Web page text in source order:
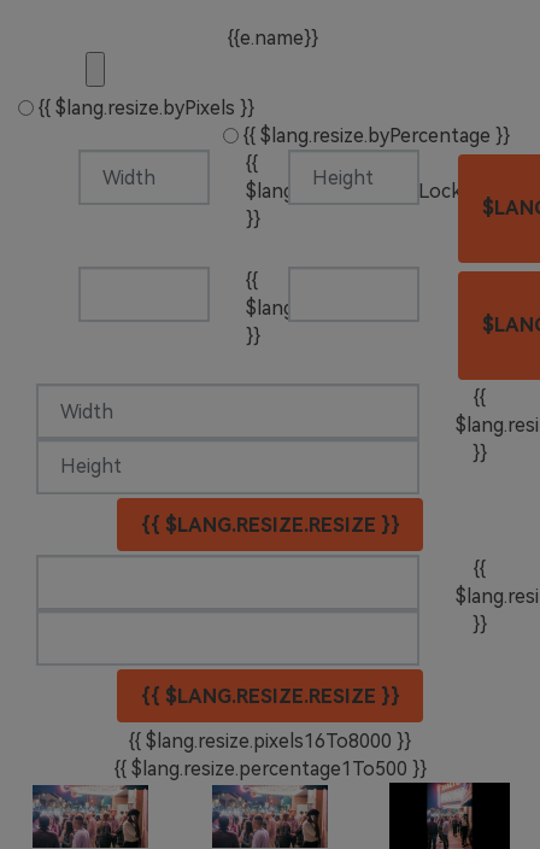
{{e.name}}
{{ $lang.resize.byPixels }}
{{ $lang.resize.byPercentage }}
{{
$lang.resize.originalLockTip
}}
{{
$lang.resize.lockTip
}}
{{
}}
{{ $LANG.RESIZE.RESIZE }}
{{
}}
{{ $LANG.RESIZE.RESIZE }}
{{ $lang.resize.pixels16To8000 }}
{{ $lang.resize.percentage1To500 }}